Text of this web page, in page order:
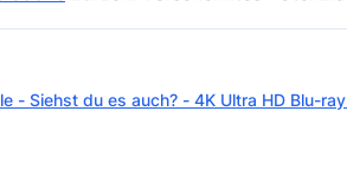
- Siehst du es auch? - 4K Ultra HD Blu-